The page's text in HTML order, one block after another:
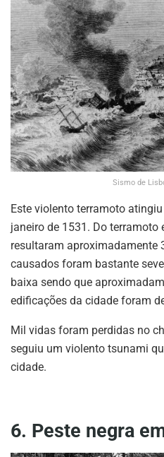
Sismo de
Este violento terramoto
janeiro de 1531. Do terramoto
resultaram aproximadamente
causados foram bastante
baixa sendo que
edificações da cidade foram
Mil vidas foram perdidas no
seguiu um violento tsunami
cidade.
6. Peste negra